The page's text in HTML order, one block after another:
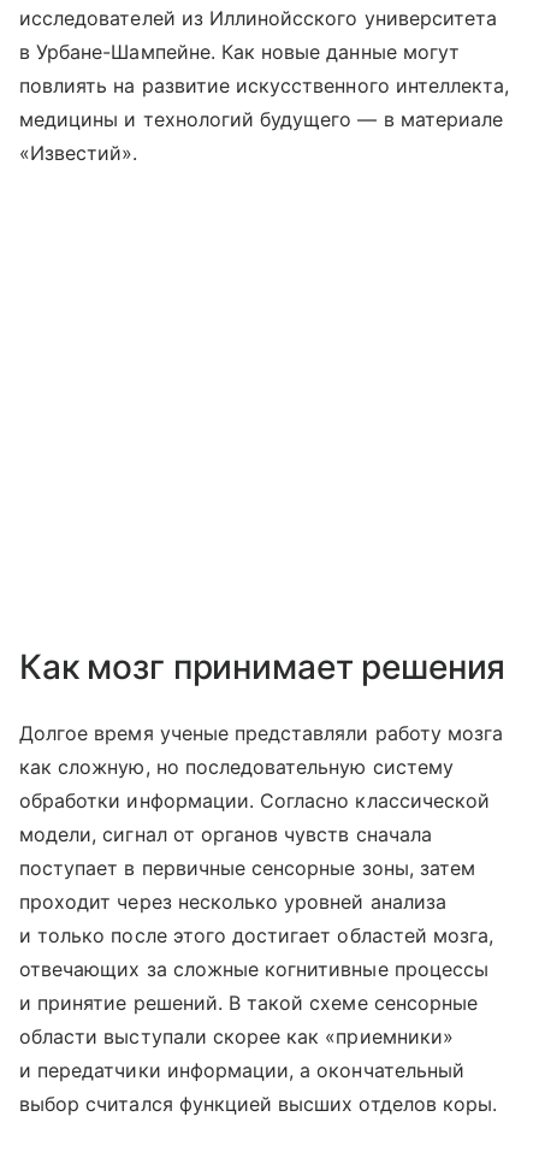
исследователей из Иллинойсского университета
в Урбане-Шампейне. Как новые данные могут
повлиять на развитие искусственного интеллекта,
медицины и технологий будущего — в материале
«Известий».
Как мозг принимает решения
Долгое время ученые представляли работу мозга
как сложную, но последовательную систему
обработки информации. Согласно классической
модели, сигнал от органов чувств сначала
поступает в первичные сенсорные зоны, затем
проходит через несколько уровней анализа
и только после этого достигает областей мозга,
отвечающих за сложные когнитивные процессы
и принятие решений. В такой схеме сенсорные
области выступали скорее как «приемники»
и передатчики информации, а окончательный
выбор считался функцией высших отделов коры.